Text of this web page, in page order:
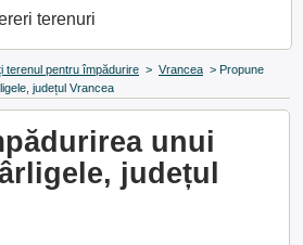
terenuri
terenul pentru împădurire > Vrancea > Propune
județul Vrancea
unui
județul